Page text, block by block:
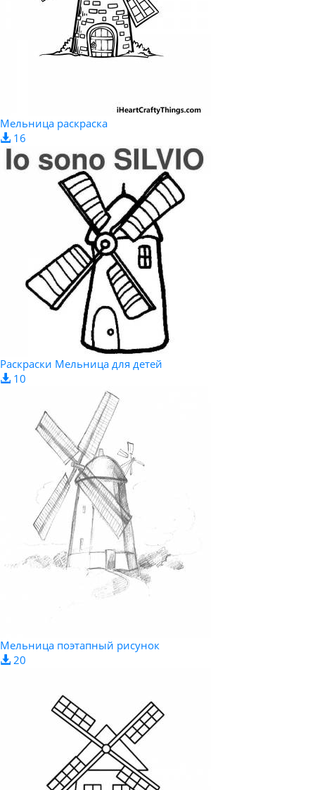
Мельница раскраска
16
Раскраски Мельница для детей
10
Мельница поэтапный рисунок
20